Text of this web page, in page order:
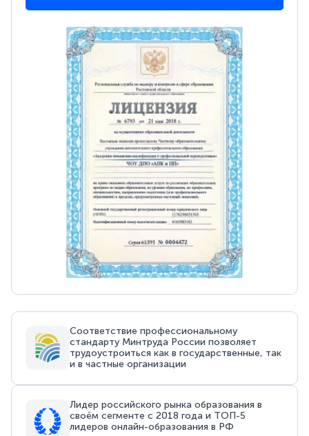
Соответствие профессиональному
стандарту Минтруда России позволяет
трудоустроиться как в государственные, так
и в частные организации
Лидер российского рынка образования в
своём сегменте с 2018 года и ТОП-5
лидеров онлайн-образования в РФ